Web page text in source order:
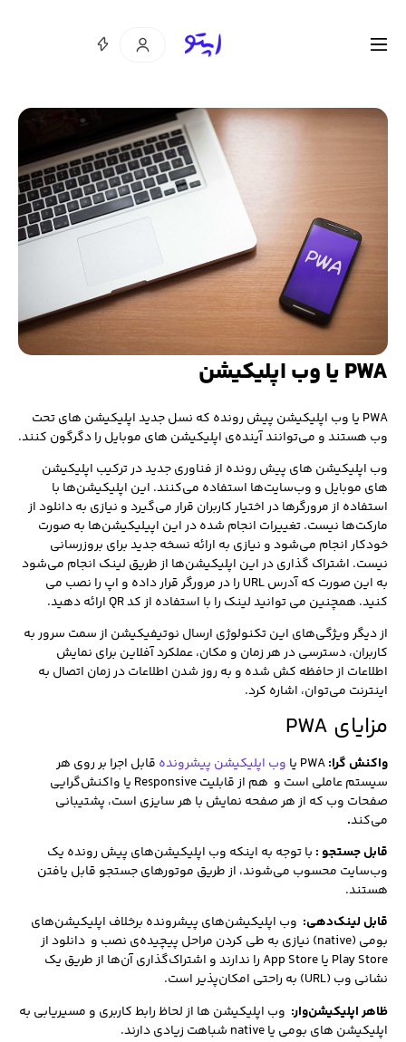
PWA یا وب اپلیکیشن
PWA یا وب اپلیکیشن پیش رونده که نسل جدید اپلیکیشن های تحت
وب هستند و می‌توانند آینده‌ی اپلیکیشن های موبایل را دگرگون کنند.
وب‌ اپلیکیشن های پیش رونده از فناوری جدید در ترکیب اپلیکیشن
های موبایل و وب‌سایت‌ها استفاده می‌کنند. این اپلیکیشن‌ها با
استفاده از مرورگرها در اختیار کاربران قرار می‌گیرد و نیازی به دانلود از
مارکت‌ها نیست. تغییرات انجام شده در این اپیلیکیشن‌ها به صورت
خودکار انجام می‌شود و نیازی به ارائه نسخه‌ جدید برای بروزرسانی
نیست. اشتراک گذاری در این اپلیکیشن‌ها از طریق لینک انجام می‌شود
به این صورت که آدرس URL را در مرورگر قرار داده و اپ را نصب می
کنید. همچنین می توانید لینک را با استفاده از کد QR ارائه دهید.
از دیگر ویژگی‌های این تکنولوژی ارسال نوتیفیکیشن از سمت سرور به
کاربران، دسترسی در هر زمان و مکان، عملکرد آفلاین برای نمایش
اطلاعات از حافظه کش شده و به روز شدن اطلاعات در زمان اتصال به
اینترنت می‌توان، اشاره کرد.
مزایای PWA
واکنش گرا:PWA یا وب‌ اپلیکیشن پیشرونده قابل اجرا بر روی هر
سیستم عاملی است و هم از قابلیت Responsive یا واکنش‌گرایی
صفحات وب که از هر صفحه نمایش با هر سایزی است، پشتیبانی
می‌کند.
قابل جستجو : با توجه به اینکه وب اپلیکیشن‌های پیش رونده یک
وب‌سایت محسوب می‌شوند، از طریق موتورهای جستجو قابل یافتن
هستند.
قابل لینک‌دهی: وب‌ اپلیکیشن‌های پیشرونده برخلاف اپلیکیشن‌های
بومی (native) نیازی به طی کردن مراحل پیچیده‌ی نصب و دانلود از
Play Store یا App Store را ندارند و اشتراک‌گذاری آن‌ها از طریق یک
نشانی وب (URL) به راحتی امکان‌پذیر است.
ظاهر اپلیکیشن‌وار: وب‌ اپلیکیشن ها از لحاظ رابط کاربری و مسیریابی به
اپلیکیشن های بومی یا native شباهت زیادی دارند.